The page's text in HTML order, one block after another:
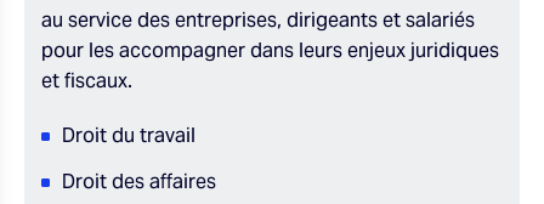
au service des entreprises, dirigeants et salariés
pour les accompagner dans leurs enjeux juridiques
et fiscaux.
Droit du travail
Droit des affaires